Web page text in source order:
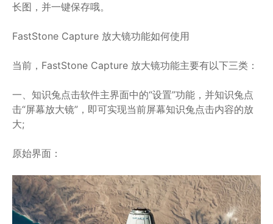
长图，并一键保存哦。
FastStone Capture 放大镜功能如何使用
当前，FastStone Capture 放大镜功能主要有以下三类：
一、知识兔点击软件主界面中的“设置”功能，并知识兔点
击“屏幕放大镜”，即可实现当前屏幕知识兔点击内容的放
大;
原始界面：